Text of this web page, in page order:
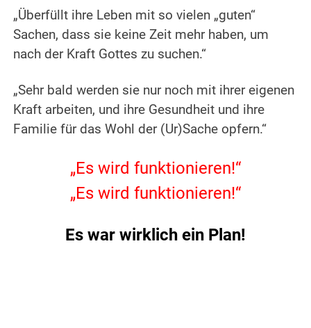
„Überfüllt ihre Leben mit so vielen „guten“
Sachen, dass sie keine Zeit mehr haben, um
nach der Kraft Gottes zu suchen.“
„Sehr bald werden sie nur noch mit ihrer eigenen
Kraft arbeiten, und ihre Gesundheit und ihre
Familie für das Wohl der (Ur)Sache opfern.“
„Es wird funktionieren!“
„Es wird funktionieren!“
Es war wirklich ein Plan!